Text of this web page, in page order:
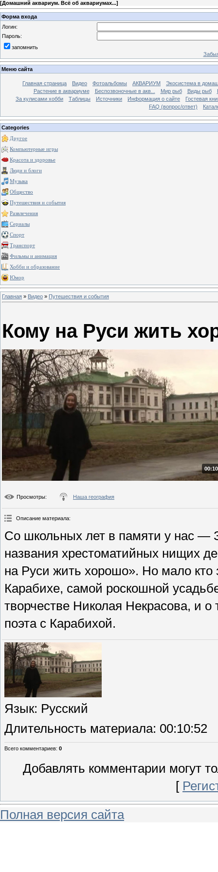
[Домашний аквариум. Всё об аквариумах...]
Форма входа
Логин:
Пароль:
запомнить
Меню сайта
Главная страница Видео Фотоальбомы АКВАРИУМ
Экосистема в
Растение в аквариуме
Беспозвоночные в акв... Мир рыб Виды рыб
За кулисами хобби
Таблицы Источники Информация о сайте
Гостевая
FAQ (вопрос/ответ)
Categories
Другое
Компьютерные игры
Красота и здоровье
Люди и блоги
Музыка
Общество
Путешествия и события
Развлечения
Сериалы
Спорт
Транспорт
Фильмы и анимация
Хобби и образование
Юмор
Главная » Видео » Путешествия и события
Кому на Руси жить
Просмотры: Наша география
Описание материала:
Со школьных лет в памяти у нас —
названия хрестоматийных нищих
на Руси жить хорошо». Но мало кто
Карабихе, самой роскошной
творчестве Николая Некрасова, и о
поэта с Карабихой.
Язык: Русский
Длительность материала: 00:10:52
Всего комментариев: 0
Добавлять комментарии могут
[
Полная версия сайта